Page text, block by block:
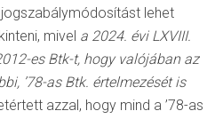
lehet
mivel a 2024. évi LXVIII.
es Btk-t, hogy valójában az
’78-as Btk. értelmezését is
azzal, hogy mind a ’78-as